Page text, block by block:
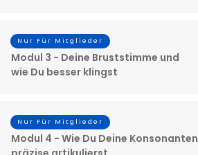
Nur Für Mitglieder
Modul 3 - Deine Bruststimme und
wie Du besser klingst
Nur Für Mitglieder
Modul 4 - Wie Du Deine Konsonanten